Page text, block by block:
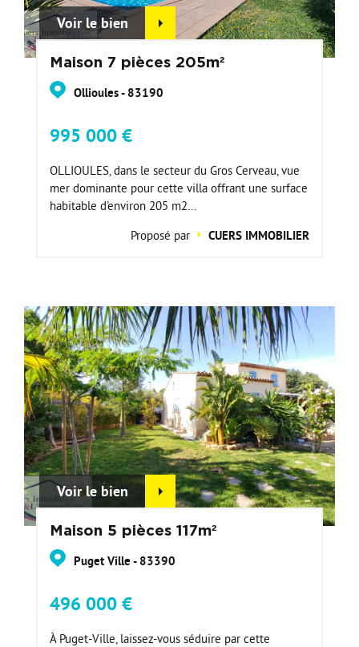
Voir le bien
Maison 7 pièces 205m²
Ollioules - 83190
995 000 €
OLLIOULES, dans le secteur du Gros Cerveau, vue
mer dominante pour cette villa offrant une surface
habitable d'environ 205 m2...
Proposé par
CUERS IMMOBILIER
Voir le bien
Maison 5 pièces 117m²
Puget Ville - 83390
496 000 €
À Puget-Ville, laissez-vous séduire par cette